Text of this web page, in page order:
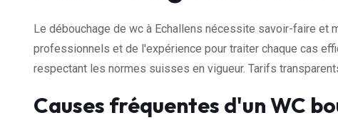
Le débouchage de wc à Echallens nécessite savoir-faire et
professionnels et de l'expérience pour traiter chaque cas
respectant les normes suisses en vigueur. Tarifs
Causes fréquentes d'un WC